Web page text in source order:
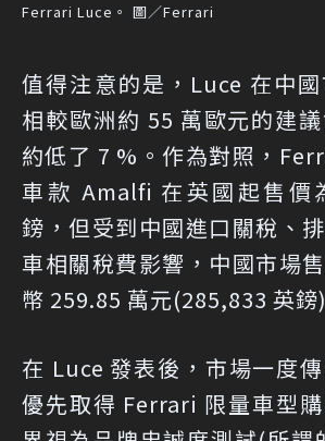
Ferrari Luce。 圖／Ferrari
值得注意的是，Luce 在中國
相較歐洲約 55 萬歐元的建
約低了 7 %。作為對照，
車款 Amalfi 在英國起售價
鎊，但受到中國進口關稅、
車相關稅費影響，中國市場
幣 259.85 萬元(285,833 英鎊)
在 Luce 發表後，市場一度
優先取得 Ferrari 限量車型